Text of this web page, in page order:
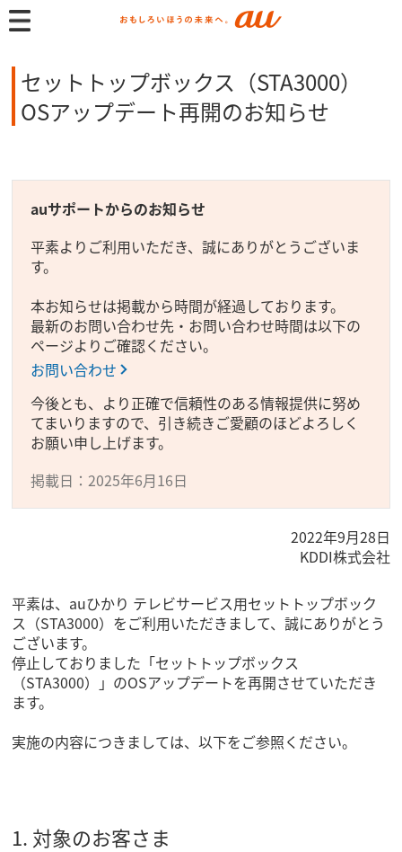
セットトップボックス（STA3000）
OSアップデート再開のお知らせ
auサポートからのお知らせ
平素よりご利用いただき、誠にありがとうございま
す。
本お知らせは掲載から時間が経過しております。
最新のお問い合わせ先・お問い合わせ時間は以下の
ページよりご確認ください。
お問い合わせ
今後とも、より正確で信頼性のある情報提供に努め
てまいりますので、引き続きご愛顧のほどよろしく
お願い申し上げます。
掲載日：2025年6月16日
2022年9月28日
KDDI株式会社
平素は、auひかり テレビサービス用セットトップボック
ス（STA3000）をご利用いただきまして、誠にありがとう
ございます。
停止しておりました「セットトップボックス
（STA3000）」のOSアップデートを再開させていただき
ます。
実施の内容につきましては、以下をご参照ください。
1. 対象のお客さま